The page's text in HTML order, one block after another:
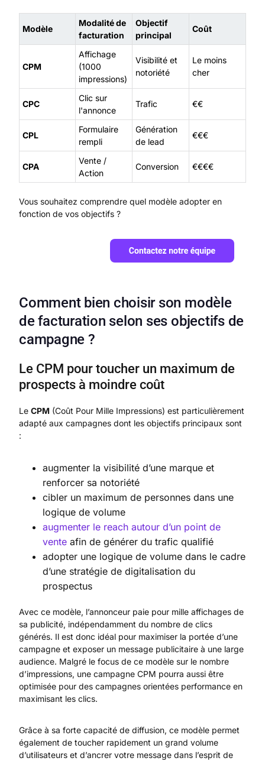
Modèle
Modalité de
facturation
Objectif
principal
Coût
CPM
Affichage
(1000
impressions)
Visibilité et
notoriété
Le moins
cher
CPC
Clic sur
l'annonce
Trafic €€
CPL
Formulaire
rempli
Génération
de lead
€€€
CPA
Vente /
Action
Conversion €€€€
Vous souhaitez comprendre quel modèle adopter en
fonction de vos objectifs ?
Comment bien choisir son modèle
de facturation selon ses objectifs de
campagne ?
Le CPM pour toucher un maximum de
prospects à moindre coût
Le CPM (Coût Pour Mille Impressions) est particulièrement
adapté aux campagnes dont les objectifs principaux sont
:
augmenter la visibilité d’une marque et
renforcer sa notoriété
cibler un maximum de personnes dans une
logique de volume
augmenter le reach autour d’un point de
vente afin de générer du trafic qualifié
adopter une logique de volume dans le cadre
d’une stratégie de digitalisation du
prospectus
Avec ce modèle, l’annonceur paie pour mille affichages de
sa publicité, indépendamment du nombre de clics
générés. Il est donc idéal pour maximiser la portée d’une
campagne et exposer un message publicitaire à une large
audience. Malgré le focus de ce modèle sur le nombre
d’impressions, une campagne CPM pourra aussi être
optimisée pour des campagnes orientées performance en
maximisant les clics.
Grâce à sa forte capacité de diffusion, ce modèle permet
également de toucher rapidement un grand volume
d’utilisateurs et d’ancrer votre message dans l’esprit de